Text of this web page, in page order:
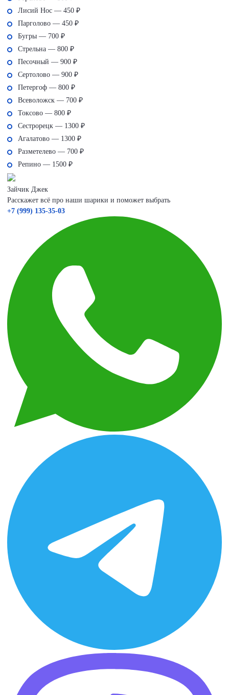
Лисий Нос — 450 ₽
Парголово — 450 ₽
Бугры — 700 ₽
Стрельна — 800 ₽
Песочный — 900 ₽
Сертолово — 900 ₽
Петергоф — 800 ₽
Всеволожск — 700 ₽
Токсово — 800 ₽
Сестрорецк — 1300 ₽
Агалатово — 1300 ₽
Разметелево — 700 ₽
Репино — 1500 ₽
Зайчик Джек
Расскажет всё про наши шарики и поможет выбрать
+7 (999) 135-35-03